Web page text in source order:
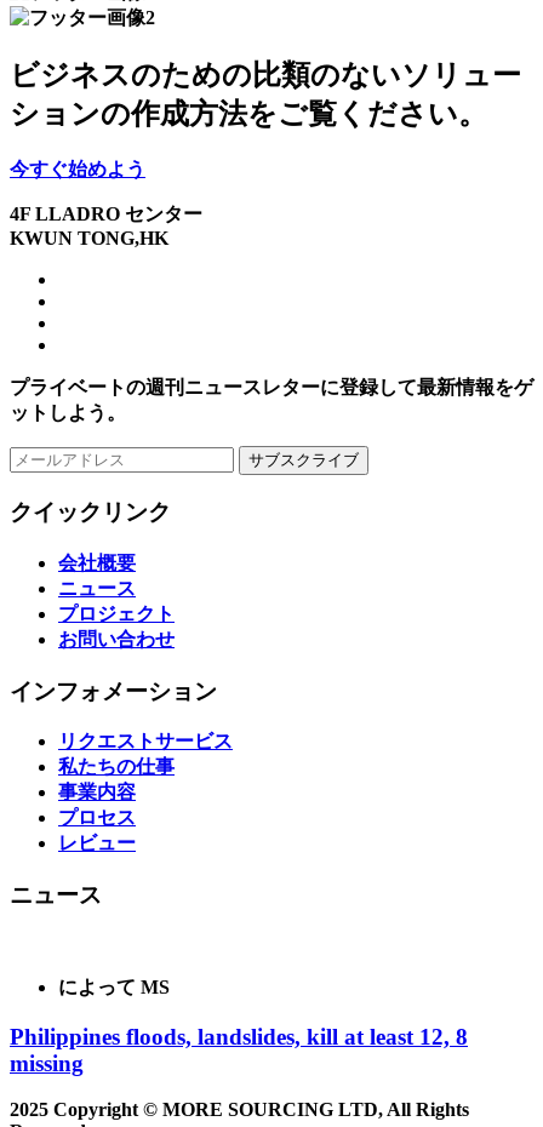
ビジネスのための比類のないソリュー
ションの作成方法をご覧ください。
今すぐ始めよう
4F LLADRO センター
KWUN TONG,HK
プライベートの週刊ニュースレターに登録して最新情報をゲ
ットしよう。
サブスクライブ
クイックリンク
会社概要
ニュース
プロジェクト
お問い合わせ
インフォメーション
リクエストサービス
私たちの仕事
事業内容
プロセス
レビュー
ニュース
によって MS
Philippines floods, landslides, kill at least 12, 8
missing
2025 Copyright © MORE SOURCING LTD, All Rights